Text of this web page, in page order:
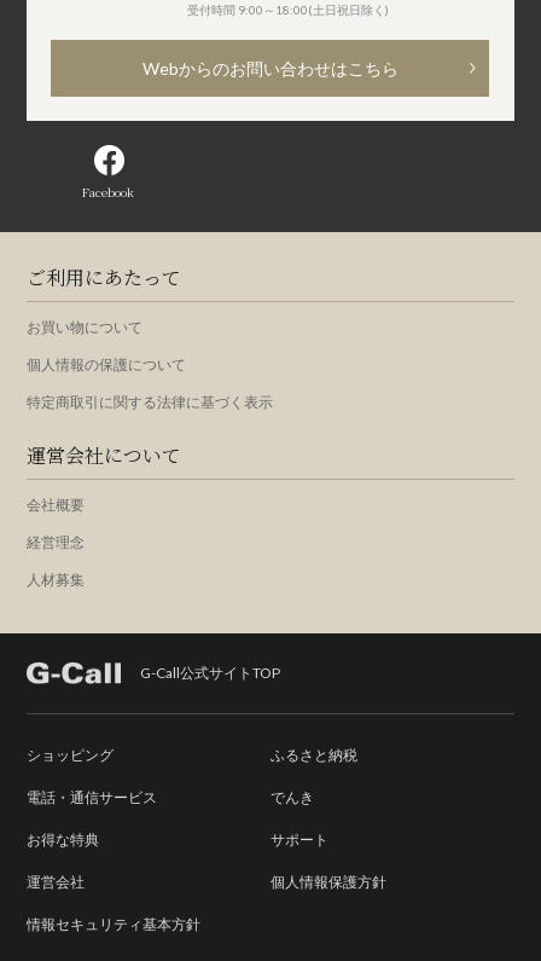
受付時間 9:00～18:00(土日祝日除く)
Webからのお問い合わせはこちら
Facebook
ご利用にあたって
お買い物について
個人情報の保護について
特定商取引に関する法律に基づく表示
運営会社について
会社概要
経営理念
人材募集
G-Call公式サイトTOP
ショッピング ふるさと納税
電話・通信サービス でんき
お得な特典 サポート
運営会社 個人情報保護方針
情報セキュリティ基本方針